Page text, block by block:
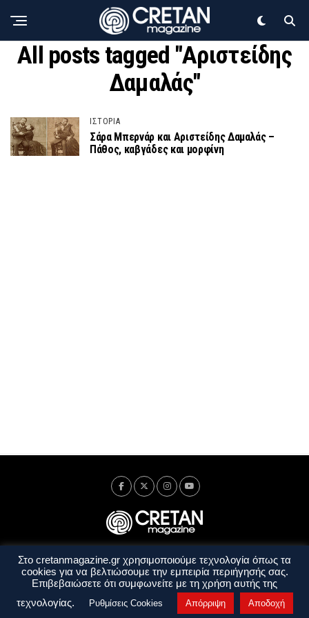
All posts tagged "Αριστείδης
Δαμαλάς"
ΙΣΤΟΡΙΑ
Σάρα Μπερνάρ και Αριστείδης Δαμαλάς –
Πάθος, καβγάδες και μορφίνη
Ταυτότητα Πολιτική Απορρήτου
Όροι Χρήσης
Όροι και Προϋποθέσεις
Στο cretanmagazine.gr χρησιμοποιούμε τεχνολογία όπως τα
cookies για να βελτιώσουμε την εμπειρία περιήγησής σας.
Επιβεβαιώσετε ότι συμφωνείτε με τη χρήση αυτής της
τεχνολογίας.
Ρυθμίσεις Cookies Απόρριψη Αποδοχή